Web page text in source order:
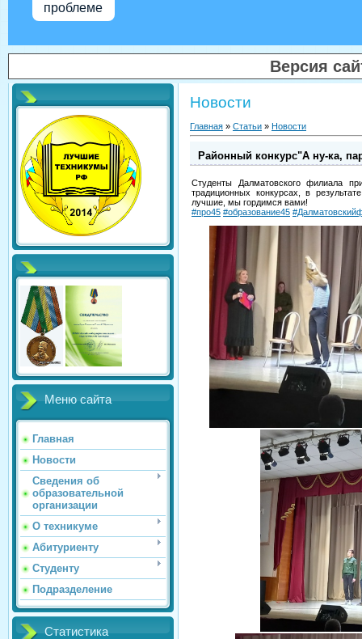
проблеме
Версия
Меню сайта
Главная
Новости
Сведения об
образовательной
организации
О техникуме
Абитуриенту
Студенту
Подразделение
Статистика
Новости
Главная » Статьи » Новости
Районный конкурс"А ну-ка,
Студенты Далматовского филиала
традиционных конкурсах, в
лучшие, мы гордимся вами!
#про45 #образование45